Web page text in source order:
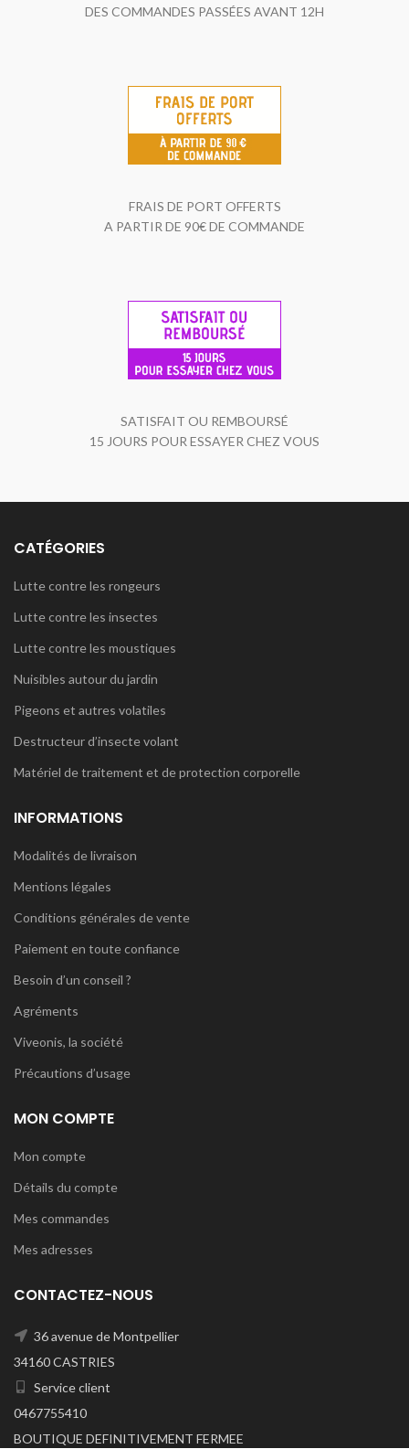
DES COMMANDES PASSÉES AVANT 12H
FRAIS DE PORT OFFERTS
A PARTIR DE 90€ DE COMMANDE
SATISFAIT OU REMBOURSÉ
15 JOURS POUR ESSAYER CHEZ VOUS
CATÉGORIES
Lutte contre les rongeurs
Lutte contre les insectes
Lutte contre les moustiques
Nuisibles autour du jardin
Pigeons et autres volatiles
Destructeur d’insecte volant
Matériel de traitement et de protection corporelle
INFORMATIONS
Modalités de livraison
Mentions légales
Conditions générales de vente
Paiement en toute confiance
Besoin d’un conseil ?
Agréments
Viveonis, la société
Précautions d’usage
MON COMPTE
Mon compte
Détails du compte
Mes commandes
Mes adresses
CONTACTEZ-NOUS
36 avenue de Montpellier
34160 CASTRIES
Service client
0467755410
BOUTIQUE DEFINITIVEMENT FERMEE